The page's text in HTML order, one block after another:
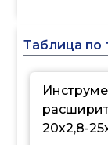
Таблица по
20х2,8-